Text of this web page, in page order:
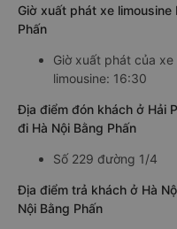
Giờ xuất phát xe limousine
Phấn
Giờ xuất phát của
limousine: 16:30
Địa điểm đón khách ở Hải
đi Hà Nội Bằng Phấn
Số 229 đường 1/4
Địa điểm trả khách ở Hà
Nội Bằng Phấn